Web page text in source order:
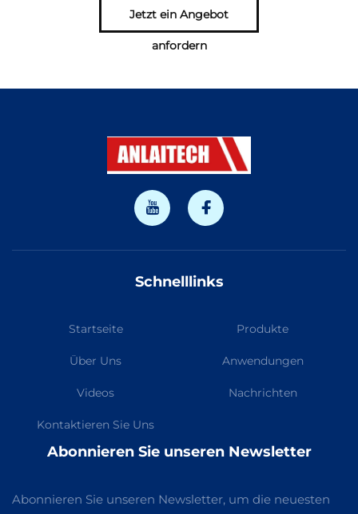
Jetzt ein Angebot
anfordern
Schnelllinks
Startseite Produkte
Über Uns Anwendungen
Videos Nachrichten
Kontaktieren Sie Uns
Abonnieren Sie unseren Newsletter
Abonnieren Sie unseren Newsletter, um die neuesten